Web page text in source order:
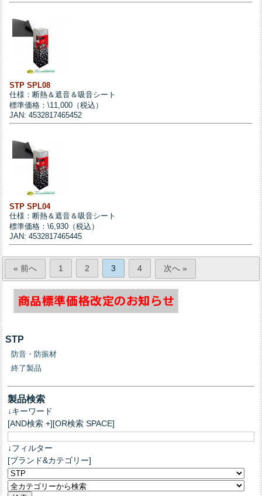
STP SPL08
仕様：断熱＆遮音＆吸音シート
標準価格：\11,000（税込）
JAN: 4532817465452
STP SPL04
仕様：断熱＆遮音＆吸音シート
標準価格：\6,930（税込）
JAN: 4532817465445
« 前へ 1 2 3 4 次へ »
STP
防音・防振材
終了製品
製品検索
↓キーワード
[AND検索 +][OR検索 SPACE]
↓フィルター
[ブランド&カテゴリー]